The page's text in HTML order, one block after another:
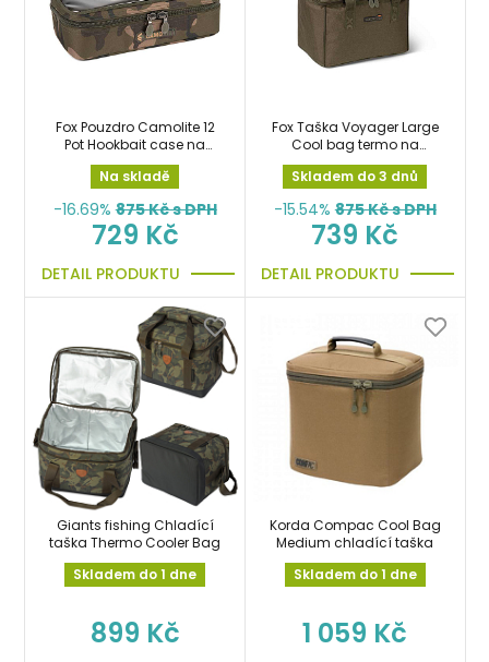
Fox Pouzdro Camolite 12
Pot Hookbait case na
boilies, krmení
Na skladě
-16.69% 875Kč s DPH
729 Kč
DETAIL PRODUKTU
Fox Taška Voyager Large
Cool bag termo na
boilies, krmení, návnady
a nástrahy
Skladem do 3 dnů
-15.54% 875Kč s DPH
739 Kč
DETAIL PRODUKTU
Giants fishing Chladící
taška Thermo Cooler Bag
Skladem do 1 dne
899 Kč
Korda Compac Cool Bag
Medium chladící taška
Skladem do 1 dne
1 059 Kč